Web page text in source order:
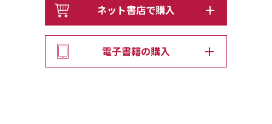
は？ もう二度と入れない「核心の地」からの最後のリポ
ネット書店で購入
電子書籍の購入